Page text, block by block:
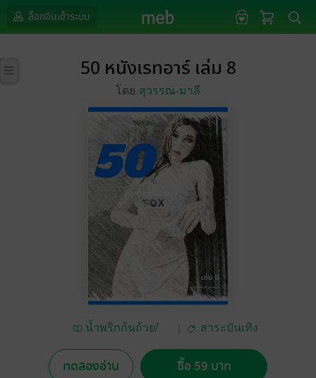
ล็อกอินเข้าระบบ
50 หนังเรทอาร์ เล่ม 8
โดย สุวรรณ-มาลี
น้ำพริกก้นถ้วย/
สาระบันเทิง
ทดลองอ่าน ซื้อ 59 บาท